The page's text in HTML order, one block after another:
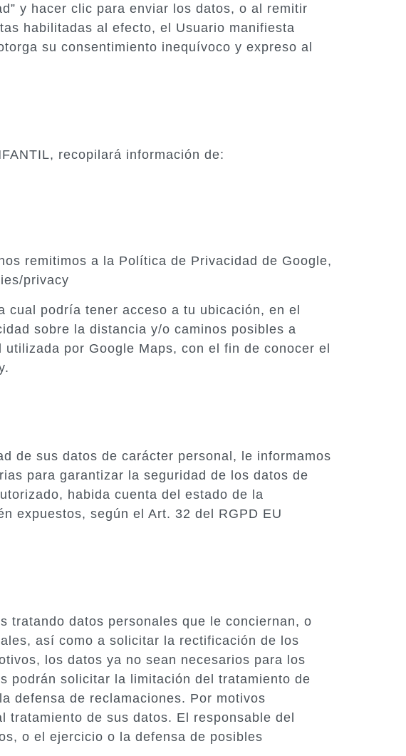
y hacer clic para enviar los datos, o al remitir
habilitadas al efecto, el Usuario manifiesta
su consentimiento inequívoco y expreso al
recopilará información de:
remitimos a la Política de Privacidad de Google,
privacy
cual podría tener acceso a tu ubicación, en el
sobre la distancia y/o caminos posibles a
por Google Maps, con el fin de conocer el
de sus datos de carácter personal, le informamos
para garantizar la seguridad de los datos de
habida cuenta del estado de la
expuestos, según el Art. 32 del RGPD EU
tratando datos personales que le conciernan, o
así como a solicitar la rectificación de los
los datos ya no sean necesarios para los
podrán solicitar la limitación del tratamiento de
defensa de reclamaciones. Por motivos
tratamiento de sus datos. El responsable del
o el ejercicio o la defensa de posibles